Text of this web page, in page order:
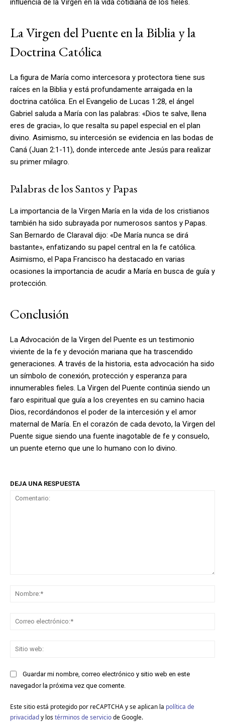
La Virgen del Puente en la Biblia y la
Doctrina Católica
La figura de María como intercesora y protectora tiene sus
raíces en la Biblia y está profundamente arraigada en la
doctrina católica. En el Evangelio de Lucas 1:28, el ángel
Gabriel saluda a María con las palabras: «Dios te salve, llena
eres de gracia», lo que resalta su papel especial en el plan
divino. Asimismo, su intercesión se evidencia en las bodas de
Caná (Juan 2:1-11), donde intercede ante Jesús para realizar
su primer milagro.
Palabras de los Santos y Papas
La importancia de la Virgen María en la vida de los cristianos
también ha sido subrayada por numerosos santos y Papas.
San Bernardo de Claraval dijo: «De María nunca se dirá
bastante», enfatizando su papel central en la fe católica.
Asimismo, el Papa Francisco ha destacado en varias
ocasiones la importancia de acudir a María en busca de guía y
protección.
Conclusión
La Advocación de la Virgen del Puente es un testimonio
viviente de la fe y devoción mariana que ha trascendido
generaciones. A través de la historia, esta advocación ha sido
un símbolo de conexión, protección y esperanza para
innumerables fieles. La Virgen del Puente continúa siendo un
faro espiritual que guía a los creyentes en su camino hacia
Dios, recordándonos el poder de la intercesión y el amor
maternal de María. En el corazón de cada devoto, la Virgen del
Puente sigue siendo una fuente inagotable de fe y consuelo,
un puente eterno que une lo humano con lo divino.
DEJA UNA RESPUESTA
Guardar mi nombre, correo electrónico y sitio web en este
navegador la próxima vez que comente.
Este sitio está protegido por reCAPTCHA y se aplican la política de
privacidady los términos de serviciode Google.